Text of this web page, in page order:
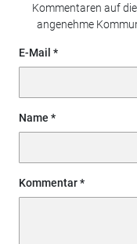
Kommentaren auf
angenehme
E-Mail
Name
Kommentar